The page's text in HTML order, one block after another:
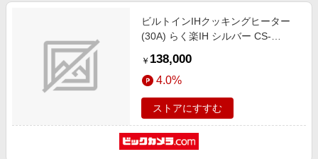
ビルトインIHクッキングヒーター
(30A) らく楽IH シルバー CS-
￥ 138,000
4.0%
ストアにすすむ